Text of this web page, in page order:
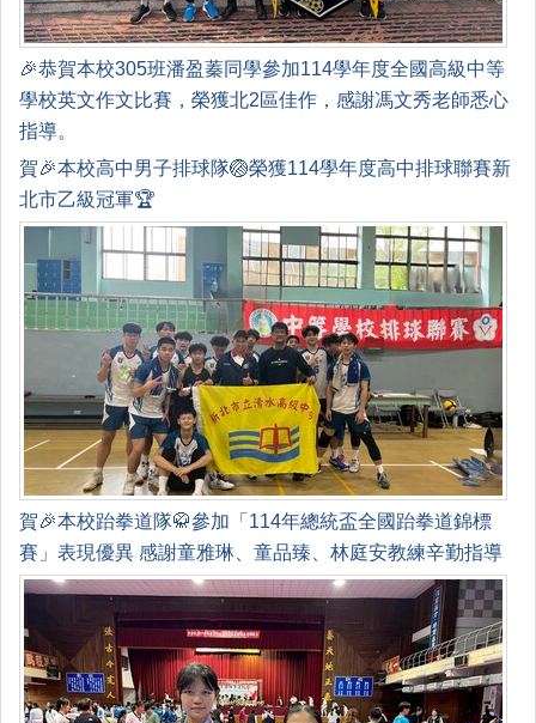
🎉恭賀本校305班潘盈蓁同學參加114學年度全國高級中等
學校英文作文比賽，榮獲北2區佳作，感謝馮文秀老師悉心
指導。
賀🎉本校高中男子排球隊🏐榮獲114學年度高中排球聯賽新
北市乙級冠軍🏆
賀🎉本校跆拳道隊🥋參加「114年總統盃全國跆拳道錦標
賽」表現優異 感謝童雅琳、童品臻、林庭安教練辛勤指導